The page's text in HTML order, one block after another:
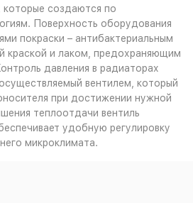
создаются по
Поверхность оборудования
покраски – антибактериальным
краской и лаком, предохраняющим
давления в радиаторах
вентилем, который
при достижении нужной
теплоотдачи вентиль
удобную регулировку
микроклимата.